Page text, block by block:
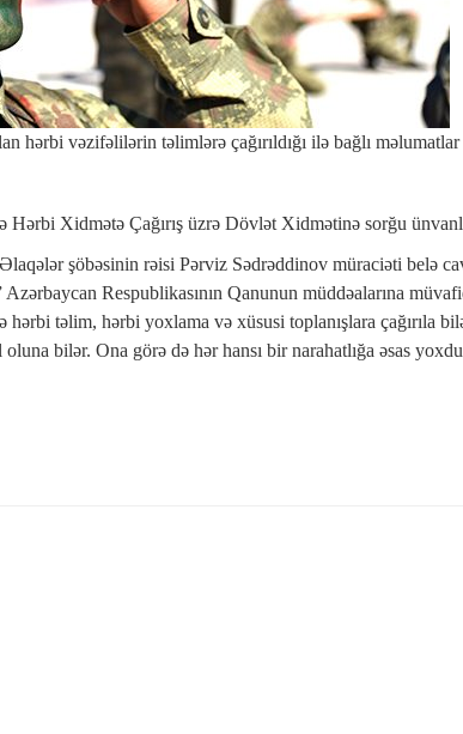
hərbi vəzifəlilərin təlimlərə çağırıldığı ilə bağlı məlumatlar
Hərbi Xidmətə Çağırış üzrə Dövlət Xidmətinə sorğu
şöbəsinin rəisi Pərviz Sədrəddinov müraciəti belə
Respublikasının Qanunun müddəalarına
təlim, hərbi yoxlama və xüsusi toplanışlara çağırıla
bilər. Ona görə də hər hansı bir narahatlığa əsas